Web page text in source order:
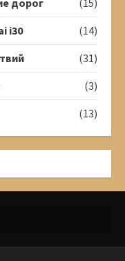
дорог
(15)
i30
(14)
(31)
(3)
(13)